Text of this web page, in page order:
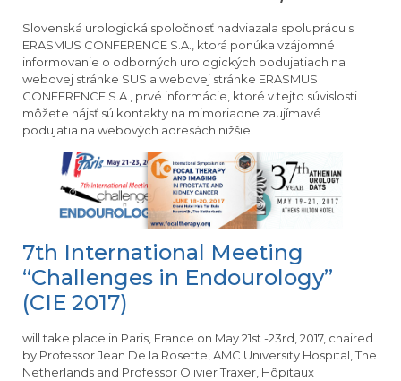
Slovenská urologická spoločnosť nadviazala spoluprácu s
ERASMUS CONFERENCE S.A., ktorá ponúka vzájomné
informovanie o odborných urologických podujatiach na
webovej stránke SUS a webovej stránke ERASMUS
CONFERENCE S.A., prvé informácie, ktoré v tejto súvislosti
môžete nájsť sú kontakty na mimoriadne zaujímavé
podujatia na webových adresách nižšie.
7th International Meeting
“Challenges in Endourology”
(CIE 2017)
will take place in Paris, France on May 21st -23rd, 2017, chaired
by Professor Jean De la Rosette, AMC University Hospital, The
Netherlands and Professor Olivier Traxer, Hôpitaux